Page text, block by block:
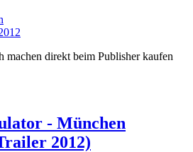
machen direkt beim Publisher kaufen
- München
2012)